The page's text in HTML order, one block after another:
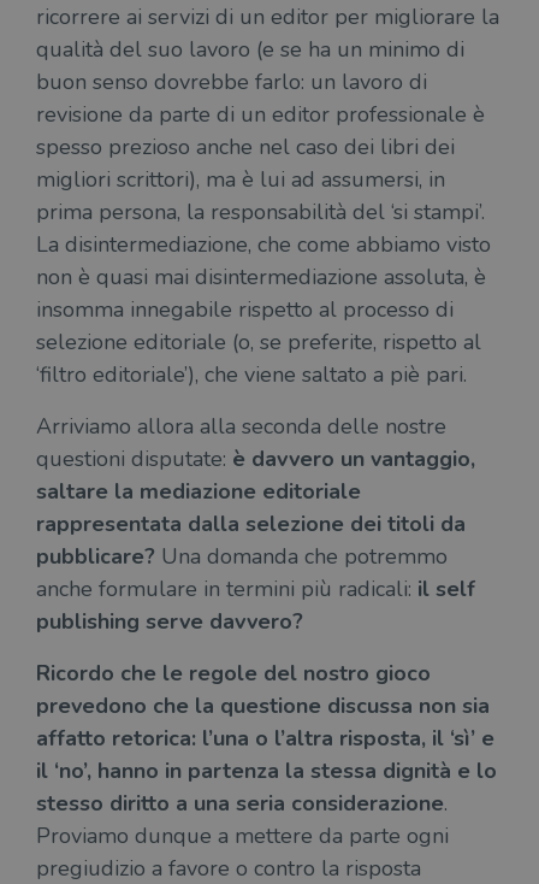
ricorrere ai servizi di un editor per migliorare la
qualità del suo lavoro (e se ha un minimo di
buon senso dovrebbe farlo: un lavoro di
revisione da parte di un editor professionale è
spesso prezioso anche nel caso dei libri dei
migliori scrittori), ma è lui ad assumersi, in
prima persona, la responsabilità del ‘si stampi’.
La disintermediazione, che come abbiamo visto
non è quasi mai disintermediazione assoluta, è
insomma innegabile rispetto al processo di
selezione editoriale (o, se preferite, rispetto al
‘filtro editoriale’), che viene saltato a piè pari.
Arriviamo allora alla seconda delle nostre
questioni disputate: è davvero un vantaggio,
saltare la mediazione editoriale
rappresentata dalla selezione dei titoli da
pubblicare? Una domanda che potremmo
anche formulare in termini più radicali: il self
publishing serve davvero?
Ricordo che le regole del nostro gioco
prevedono che la questione discussa non sia
affatto retorica: l’una o l’altra risposta, il ‘sì’ e
il ‘no’, hanno in partenza la stessa dignità e lo
stesso diritto a una seria considerazione.
Proviamo dunque a mettere da parte ogni
pregiudizio a favore o contro la risposta